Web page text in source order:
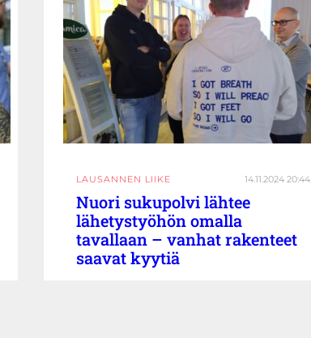
LAUSANNEN LIIKE 14.11.2024 20:44
Nuori sukupolvi lähtee
lähetystyöhön omalla
tavallaan – vanhat rakenteet
saavat kyytiä